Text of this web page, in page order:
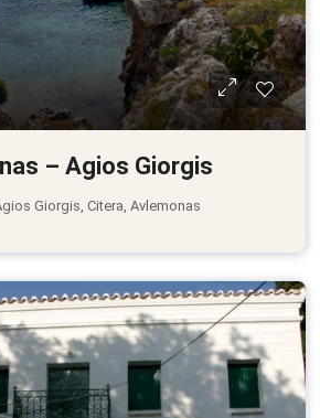
– Agios Giorgis
Giorgis, Citera, Avlemonas